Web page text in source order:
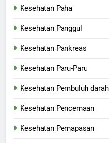
Kesehatan Paha
Kesehatan Panggul
Kesehatan Pankreas
Kesehatan Paru-Paru
Kesehatan Pembuluh darah
Kesehatan Pencernaan
Kesehatan Pernapasan